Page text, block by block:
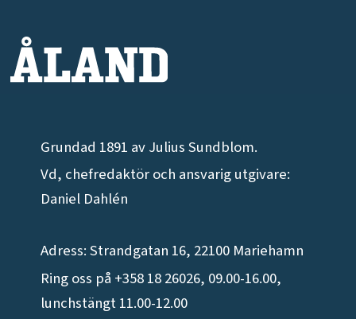
Grundad 1891 av Julius Sundblom.
Vd, chefredaktör och ansvarig utgivare:
Daniel Dahlén
Adress: Strandgatan 16, 22100 Mariehamn
Ring oss på +358 18 26026, 09.00-16.00,
lunchstängt 11.00-12.00